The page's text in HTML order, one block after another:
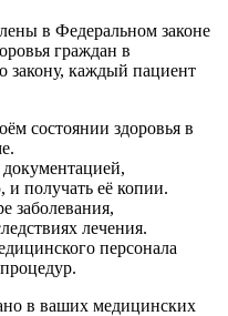
в Федеральном законе
граждан в
закону, каждый пациент
состоянии здоровья в
и получать её копии.
заболевания,
лечения.
персонала
в ваших медицинских